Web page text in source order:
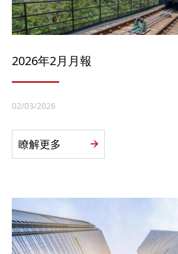
2026年2月月報
02/03/2026
瞭解更多